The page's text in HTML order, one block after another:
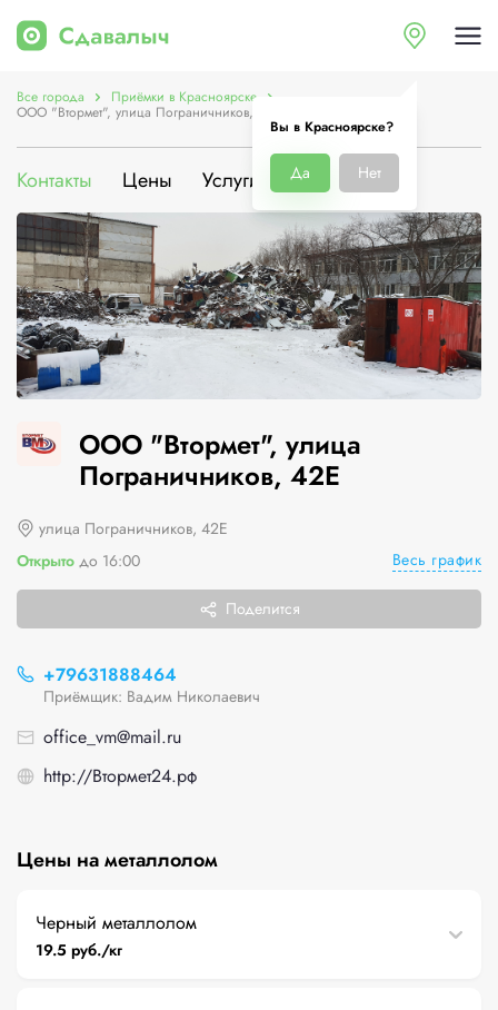
Вы в Красноярске?
Да Нет
Все города Приёмки в Красноярске
ООО "Втормет", улица Пограничников, 42Е
Контакты Цены Услуги О компании
ООО "Втормет", улица
Пограничников, 42Е
улица Пограничников, 42Е
Открыто до 16:00 Весь график
Поделится
+79631888464
Приёмщик: Вадим Николаевич
office_vm@mail.ru
http://Втормет24.рф
Цены на металлолом
Черный металлолом
19.5 руб./кг